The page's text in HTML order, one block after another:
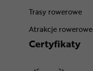
Trasy rowerowe
Atrakcje rowerowe
Certyfikaty